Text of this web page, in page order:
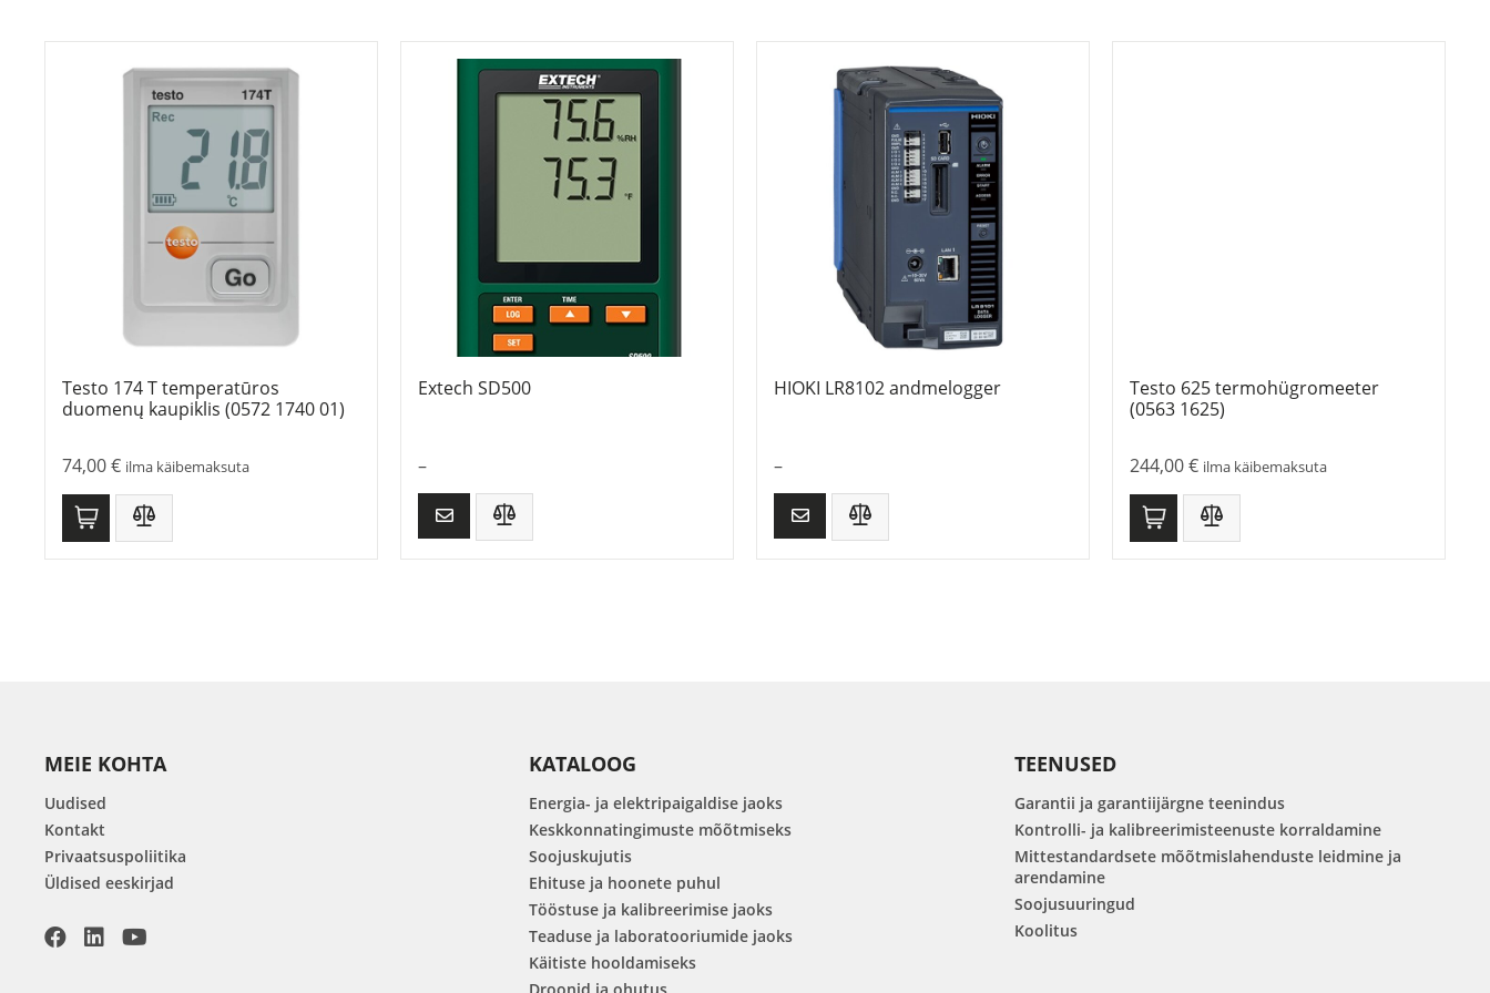
Testo 174 T temperatūros
duomenų kaupiklis (0572 1740 01)
74,00€ ilma käibemaksuta
Extech SD500
–
HIOKI LR8102 andmelogger
–
Testo 625 termohügromeeter
(0563 1625)
244,00€ ilma käibemaksuta
MEIE KOHTA
Uudised
Kontakt
Privaatsuspoliitika
Üldised eeskirjad
KATALOOG
Energia- ja elektripaigaldise jaoks
Keskkonnatingimuste mõõtmiseks
Soojuskujutis
Ehituse ja hoonete puhul
Tööstuse ja kalibreerimise jaoks
Teaduse ja laboratooriumide jaoks
Käitiste hooldamiseks
TEENUSED
Garantii ja garantiijärgne teenindus
Kontrolli- ja kalibreerimisteenuste korraldamine
Mittestandardsete mõõtmislahenduste leidmine ja
arendamine
Soojusuuringud
Koolitus